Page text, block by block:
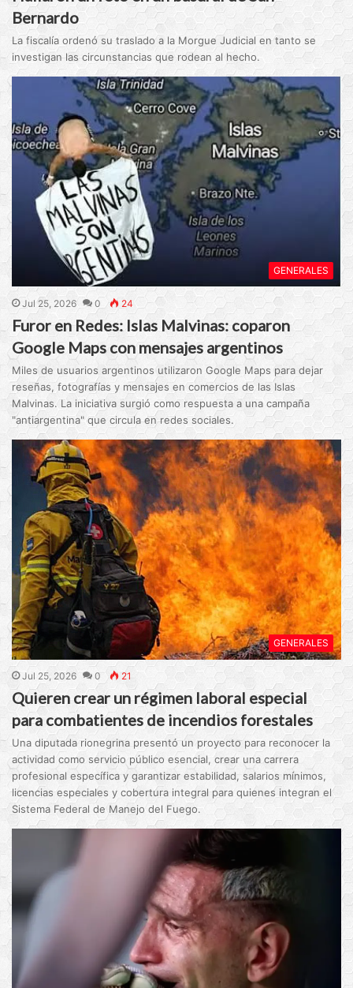
Bernardo
La fiscalía ordenó su traslado a la Morgue Judicial en tanto se
investigan las circunstancias que rodean al hecho.
GENERALES
Jul 25, 2026 0 24
Furor en Redes: Islas Malvinas: coparon
Google Maps con mensajes argentinos
Miles de usuarios argentinos utilizaron Google Maps para dejar
reseñas, fotografías y mensajes en comercios de las Islas
Malvinas. La iniciativa surgió como respuesta a una campaña
"antiargentina" que circula en redes sociales.
GENERALES
Jul 25, 2026 0 21
Quieren crear un régimen laboral especial
para combatientes de incendios forestales
Una diputada rionegrina presentó un proyecto para reconocer la
actividad como servicio público esencial, crear una carrera
profesional específica y garantizar estabilidad, salarios mínimos,
licencias especiales y cobertura integral para quienes integran el
Sistema Federal de Manejo del Fuego.